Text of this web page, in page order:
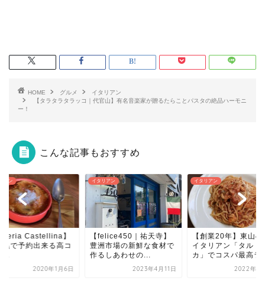
HOME グルメ
イタリアン
【タラタラタラッコ｜代官山】有名音楽家が贈るたらことパスタの絶品ハーモニ
ー！
こんな記事もおすすめ
アン
｜祐天寺】
市場の新鮮な食材で
しあわせの...
2023年4月11日
イタリアン
【創業20年】東山の老舗
イタリアン「タルトゥー
カ」でコスパ最高ラン...
2022年3月11日
イタリアン